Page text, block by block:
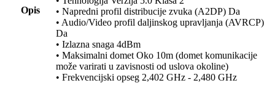
Opis
• Napredni profil distribucije zvuka (A2DP) Da
• Audio/Video profil daljinskog upravljanja (AVRCP)
Da
• Izlazna snaga 4dBm
• Maksimalni domet Oko 10m (domet komunikacije
može varirati u zavisnosti od uslova okoline)
• Frekvencijski opseg 2,402 GHz - 2,480 GHz